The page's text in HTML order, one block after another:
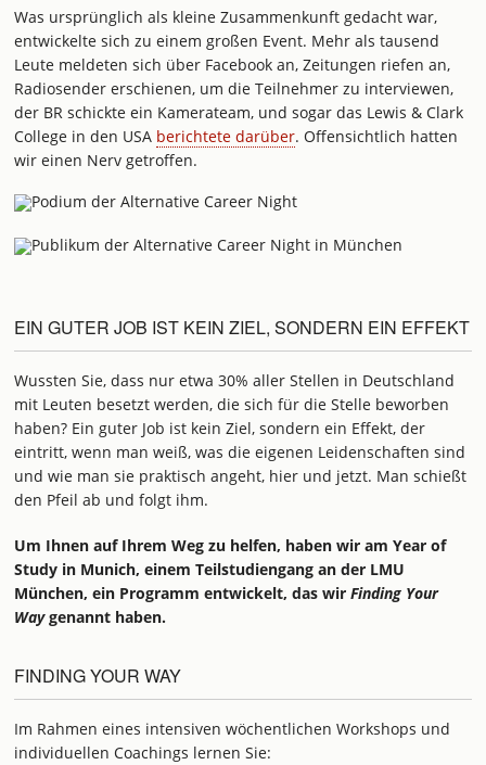
Was ursprünglich als kleine Zusammenkunft gedacht war,
entwickelte sich zu einem großen Event. Mehr als tausend
Leute meldeten sich über Facebook an, Zeitungen riefen an,
Radiosender erschienen, um die Teilnehmer zu interviewen,
der BR schickte ein Kamerateam, und sogar das Lewis & Clark
College in den USA berichtete darüber. Offensichtlich hatten
wir einen Nerv getroffen.
EIN GUTER JOB IST KEIN ZIEL, SONDERN EIN EFFEKT
Wussten Sie, dass nur etwa 30% aller Stellen in Deutschland
mit Leuten besetzt werden, die sich für die Stelle beworben
haben? Ein guter Job ist kein Ziel, sondern ein Effekt, der
eintritt, wenn man weiß, was die eigenen Leidenschaften sind
und wie man sie praktisch angeht, hier und jetzt. Man schießt
den Pfeil ab und folgt ihm.
Um Ihnen auf Ihrem Weg zu helfen, haben wir am Year of
Study in Munich, einem Teilstudiengang an der LMU
München, ein Programm entwickelt, das wirFinding Your
Waygenannt haben.
FINDING YOUR WAY
Im Rahmen eines intensiven wöchentlichen Workshops und
individuellen Coachings lernen Sie: